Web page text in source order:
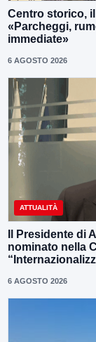
Centro storico,
«Parcheggi,
immediate»
6 AGOSTO 2026
ATTUALITÀ
Il Presidente di
nominato nella
6 AGOSTO 2026